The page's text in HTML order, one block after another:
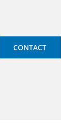
CONTACT